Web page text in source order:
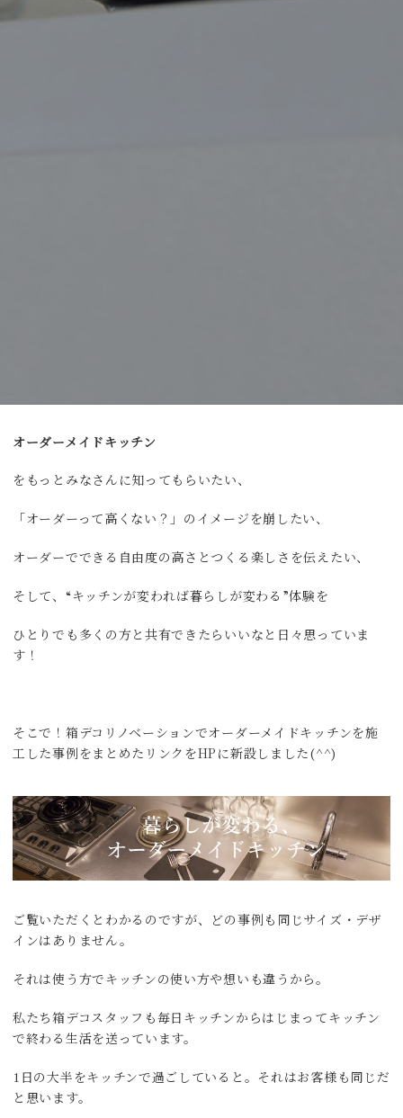
オーダーメイドキッチン
をもっとみなさんに知ってもらいたい、
「オーダーって高くない？」のイメージを崩したい、
オーダーでできる自由度の高さとつくる楽しさを伝えたい、
そして、“キッチンが変われば暮らしが変わる”体験を
ひとりでも多くの方と共有できたらいいなと日々思っていま
す！
そこで！箱デコリノベーションでオーダーメイドキッチンを施
工した事例をまとめたリンクをHPに新設しました(^^)
ご覧いただくとわかるのですが、どの事例も同じサイズ・デザ
インはありません。
それは使う方でキッチンの使い方や想いも違うから。
私たち箱デコスタッフも毎日キッチンからはじまってキッチン
で終わる生活を送っています。
1日の大半をキッチンで過ごしていると。それはお客様も同じだ
と思います。